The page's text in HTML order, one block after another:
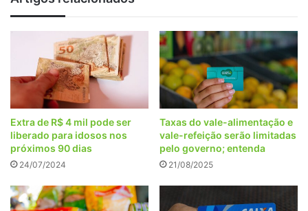
Extra de R$ 4 mil pode ser
liberado para idosos nos
próximos 90 dias
24/07/2024
Taxas do vale-alimentação e
vale-refeição serão limitadas
pelo governo; entenda
21/08/2025